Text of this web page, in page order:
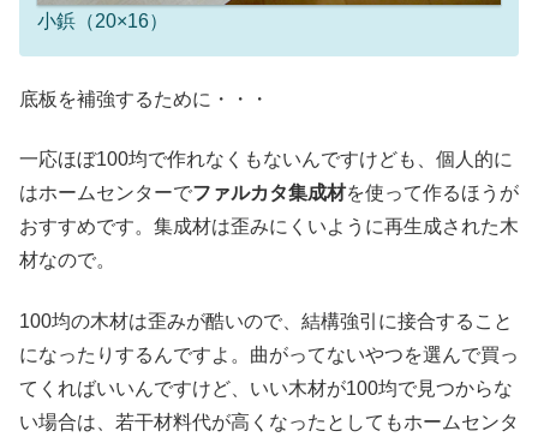
小鋲（20×16）
底板を補強するために・・・
一応ほぼ100均で作れなくもないんですけども、個人的に
はホームセンターでファルカタ集成材を使って作るほうが
おすすめです。集成材は歪みにくいように再生成された木
材なので。
100均の木材は歪みが酷いので、結構強引に接合すること
になったりするんですよ。曲がってないやつを選んで買っ
てくればいいんですけど、いい木材が100均で見つからな
い場合は、若干材料代が高くなったとしてもホームセンタ